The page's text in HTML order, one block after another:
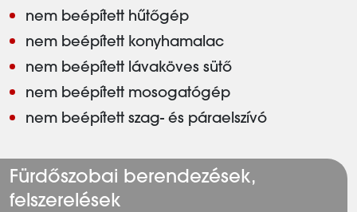
nem beépített hűtőgép
nem beépített konyhamalac
nem beépített lávaköves sütő
nem beépített mosogatógép
nem beépített szag- és páraelszívó
Fürdőszobai berendezések,
felszerelések